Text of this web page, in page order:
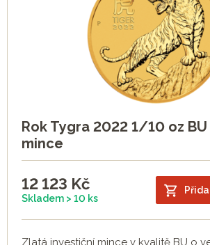
Rok Tygra 2022 1/10 oz
mince
12 123 Kč
Skladem > 10 ks
Zlatá investiční mince v kvalitě BU o